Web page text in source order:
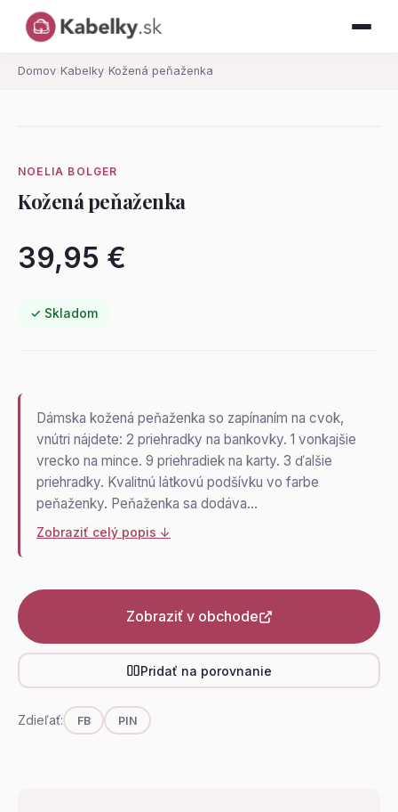
Domov› Kabelky› Kožená peňaženka
NOELIA BOLGER
Kožená peňaženka
39,95 €
✓ Skladom
Dámska kožená peňaženka so zapínaním na cvok,
vnútri nájdete: 2 priehradky na bankovky. 1 vonkajšie
vrecko na mince. 9 priehradiek na karty. 3 ďalšie
priehradky. Kvalitnú látkovú podšívku vo farbe
peňaženky. Peňaženka sa dodáva…
Zobraziť celý popis ↓
Zobraziť v obchode
Pridať na porovnanie
Zdieľať: FB PIN